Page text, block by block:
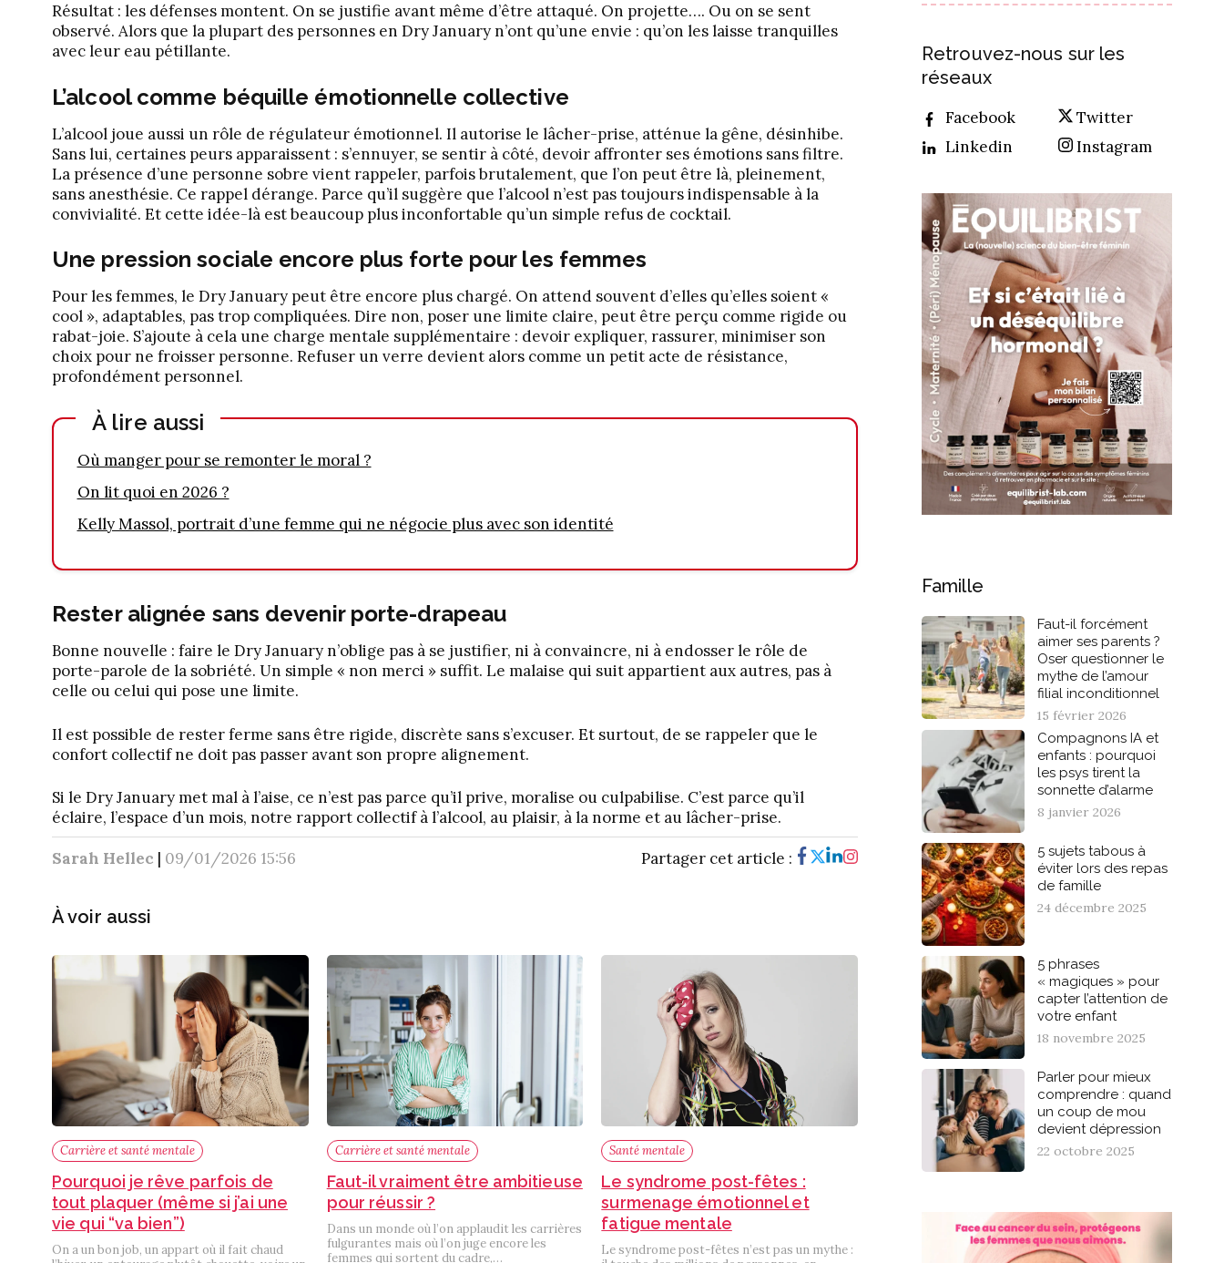
Résultat : les défenses montent. On se justifie avant même d’être attaqué. On projette…. Ou on se sent
observé. Alors que la plupart des personnes en Dry January n’ont qu’une envie : qu’on les laisse tranquilles
avec leur eau pétillante.
L’alcool comme béquille émotionnelle collective
L’alcool joue aussi un rôle de régulateur émotionnel. Il autorise le lâcher-prise, atténue la gêne, désinhibe.
Sans lui, certaines peurs apparaissent : s’ennuyer, se sentir à côté, devoir affronter ses émotions sans filtre.
La présence d’une personne sobre vient rappeler, parfois brutalement, que l’on peut être là, pleinement,
sans anesthésie. Ce rappel dérange. Parce qu’il suggère que l’alcool n’est pas toujours indispensable à la
convivialité. Et cette idée-là est beaucoup plus inconfortable qu’un simple refus de cocktail.
Une pression sociale encore plus forte pour les femmes
Pour les femmes, le Dry January peut être encore plus chargé. On attend souvent d’elles qu’elles soient «
cool », adaptables, pas trop compliquées. Dire non, poser une limite claire, peut être perçu comme rigide ou
rabat-joie. S’ajoute à cela une charge mentale supplémentaire : devoir expliquer, rassurer, minimiser son
choix pour ne froisser personne. Refuser un verre devient alors comme un petit acte de résistance,
profondément personnel.
À lire aussi
Où manger pour se remonter le moral ?
On lit quoi en 2026 ?
Kelly Massol, portrait d’une femme qui ne négocie plus avec son identité
Rester alignée sans devenir porte-drapeau
Bonne nouvelle : faire le Dry January n’oblige pas à se justifier, ni à convaincre, ni à endosser le rôle de
porte-parole de la sobriété. Un simple « non merci » suffit. Le malaise qui suit appartient aux autres, pas à
celle ou celui qui pose une limite.
Il est possible de rester ferme sans être rigide, discrète sans s’excuser. Et surtout, de se rappeler que le
confort collectif ne doit pas passer avant son propre alignement.
Si le Dry January met mal à l’aise, ce n’est pas parce qu’il prive, moralise ou culpabilise. C’est parce qu’il
éclaire, l’espace d’un mois, notre rapport collectif à l’alcool, au plaisir, à la norme et au lâcher-prise.
Sarah Hellec | 09/01/2026 15:56 Partager cet article :
À voir aussi
Carrière et santé mentale
Pourquoi je rêve parfois de
tout plaquer (même si j’ai une
vie qui “va bien”)
On a un bon job, un appart où il fait chaud
Carrière et santé mentale
Faut-il vraiment être ambitieuse
pour réussir ?
Dans un monde où l’on applaudit les carrières
fulgurantes mais où l’on juge encore les
femmes qui sortent du cadre,…
Santé mentale
Le syndrome post-fêtes :
surmenage émotionnel et
fatigue mentale
Le syndrome post-fêtes n’est pas un mythe :
Retrouvez-nous sur les
réseaux
Facebook
Twitter
Linkedin
Instagram
Famille
Faut-il forcément
aimer ses parents ?
Oser questionner le
mythe de l’amour
filial inconditionnel
15 février 2026
Compagnons IA et
enfants : pourquoi
les psys tirent la
sonnette d’alarme
8 janvier 2026
5 sujets tabous à
éviter lors des repas
de famille
24 décembre 2025
5 phrases
« magiques » pour
capter l’attention de
votre enfant
18 novembre 2025
Parler pour mieux
comprendre : quand
un coup de mou
devient dépression
22 octobre 2025